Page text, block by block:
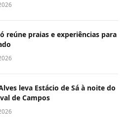
reúne praias e experiências para
leva Estácio de Sá à noite do
de Campos